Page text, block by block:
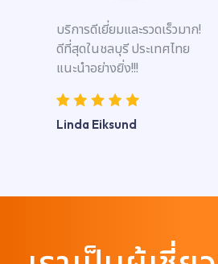
บริการดีเยี่ยมและรวดเร็วมาก!
ดีที่สุดในชลบุรี ประเทศไทย
แนะนำอย่างยิ่ง!!!
Linda Eiksund